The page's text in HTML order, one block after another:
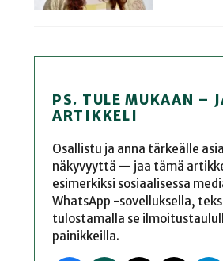
PS. TULE MUKAAN –
ARTIKKELI
Osallistu ja anna tärkeälle
näkyvyyttä — jaa tämä
esimerkiksi sosiaalisessa
WhatsApp -sovelluksella,
tulostamalla se
painikkeilla.